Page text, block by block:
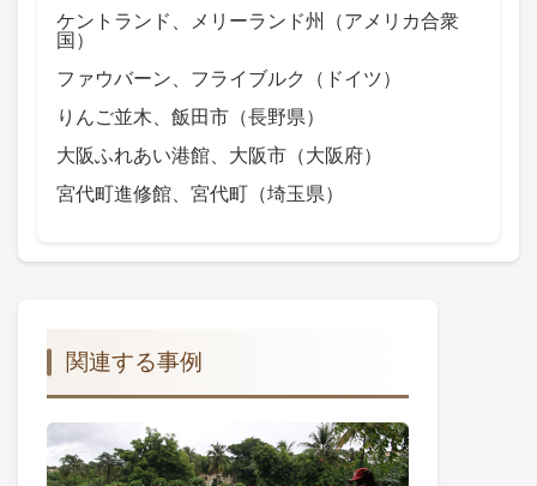
ケントランド、メリーランド州（アメリカ合衆
国）
ファウバーン、フライブルク（ドイツ）
りんご並木、飯田市（長野県）
大阪ふれあい港館、大阪市（大阪府）
宮代町進修館、宮代町（埼玉県）
関連する事例